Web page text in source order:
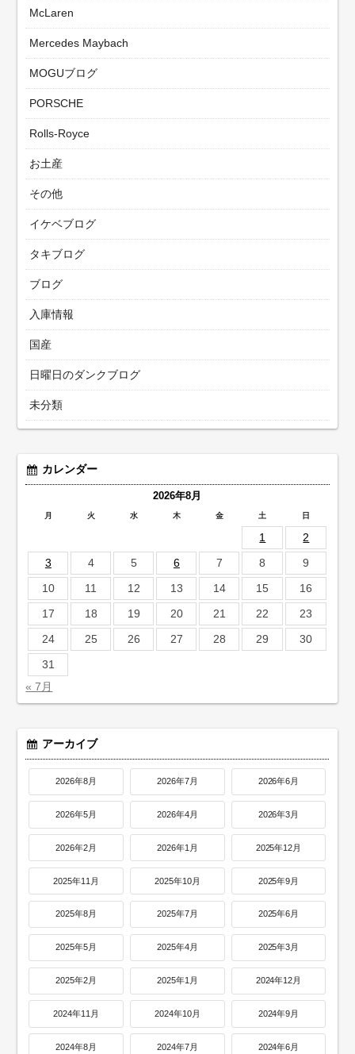
McLaren
Mercedes Maybach
MOGUブログ
PORSCHE
Rolls-Royce
お土産
その他
イケベブログ
タキブログ
ブログ
入庫情報
国産
日曜日のダンクブログ
未分類
カレンダー
2026年8月
月 火 水 木 金 土 日
1
2
3
4 5 6 7 8
9
10
11 12 13 14 15
16
17
18 19 20 21 22
23
24
25 26 27 28 29
30
31
« 7月
アーカイブ
2026年8月 2026年7月 2026年6月
2026年5月 2026年4月 2026年3月
2026年2月 2026年1月 2025年12月
2025年11月 2025年10月 2025年9月
2025年8月 2025年7月 2025年6月
2025年5月 2025年4月 2025年3月
2025年2月 2025年1月 2024年12月
2024年11月 2024年10月 2024年9月
2024年8月 2024年7月 2024年6月